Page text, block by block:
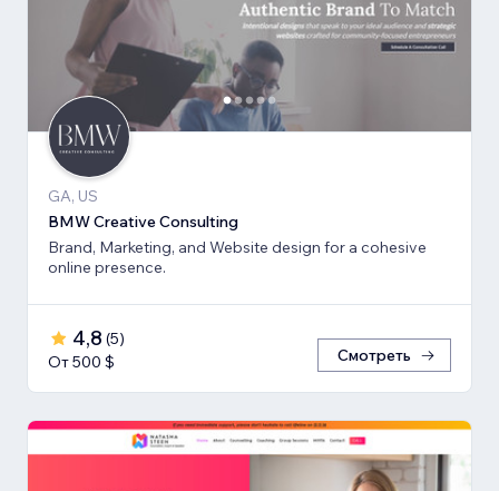
GA, US
BMW Creative Consulting
Brand, Marketing, and Website design for a cohesive
online presence.
4,8 (5)
От 500 $
Смотреть